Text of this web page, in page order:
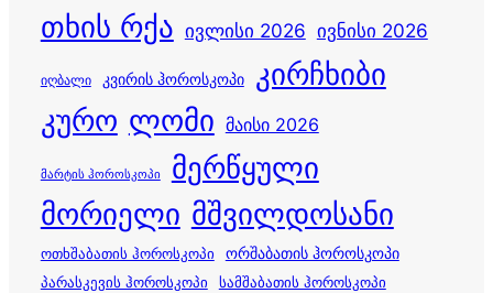
თხის რქა ივლისი 2026 ივნისი 2026
იღბალი კვირის ჰოროსკოპი
კირჩხიბი
კურო ლომი მაისი 2026
მარტის ჰოროსკოპი მერწყული
მორიელი მშვილდოსანი
ოთხშაბათის ჰოროსკოპი
ორშაბათის ჰოროსკოპი
პარასკევის ჰოროსკოპი
სამშაბათის ჰოროსკოპი